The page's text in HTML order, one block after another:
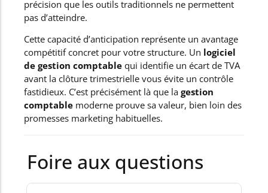
précision que les outils traditionnels ne permettent
pas d’atteindre.
Cette capacité d’anticipation représente un avantage
compétitif concret pour votre structure. Un logiciel
de gestion comptable qui identifie un écart de TVA
avant la clôture trimestrielle vous évite un contrôle
fastidieux. C’est précisément là que la gestion
comptable moderne prouve sa valeur, bien loin des
promesses marketing habituelles.
Foire aux questions